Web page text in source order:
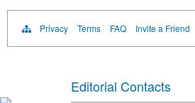
Privacy Terms FAQ Invite a Friend
Editorial Contacts